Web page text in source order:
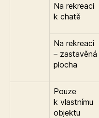
Na rekreaci
k chatě
Na rekreaci
– zastavěná
plocha
Pouze
k vlastnímu
objektu